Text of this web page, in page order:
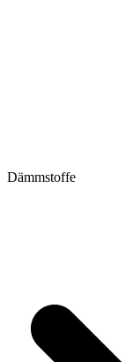
Dämmstoffe